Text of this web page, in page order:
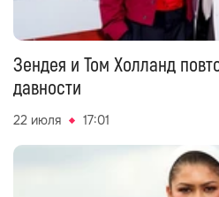
Зендея и Том Холланд
давности
22 июля 17:01